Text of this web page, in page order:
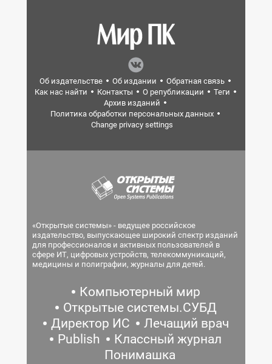
Об издательстве Об издании
Обратная связь
Как нас найти
Контакты О републикации
Теги
Архив изданий
Политика обработки персональных данных
Change privacy settings
«Открытые системы» - ведущее российское
издательство, выпускающее широкий спектр изданий
для профессионалов и активных пользователей в
сфере ИТ, цифровых устройств, телекоммуникаций,
медицины и полиграфии, журналы для детей.
Компьютерный мир
Открытые системы.СУБД
Директор ИС
Лечащий врач
Publish
Классный журнал
Понимашка